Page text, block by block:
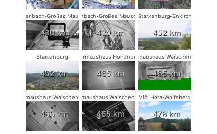
Rodenbach-Großes Mausohr
430 km
Rodenbach-Großes Mausohr #2
430 km
Starkenburg-Enkirch
452 km
Starkenburg
452 km
Fledermaushaus Hohenburg #1
465 km
Fledermaushaus Waischenfeld #1
465 km
Fledermaushaus Waischenfeld #2
465 km
Fledermaushaus Waischenfeld #3
465 km
Vlčí Hora-Wolfsberg
478 km